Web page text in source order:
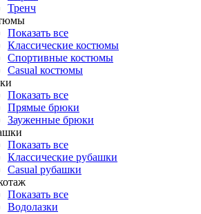
Тренч
Показать все
Классические костюмы
Спортивные костюмы
Casual костюмы
Показать все
Прямые брюки
Зауженные брюки
Показать все
Классические рубашки
Casual рубашки
Показать все
Водолазки